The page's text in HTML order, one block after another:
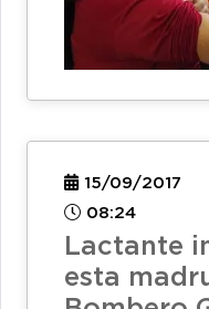
15/09/2017
08:24
Lactante
esta